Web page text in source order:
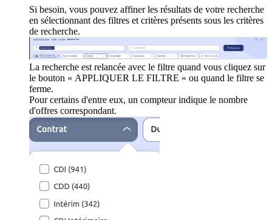
Si besoin, vous pouvez affiner les résultats de votre recherche
en sélectionnant des filtres et critères présents sous les critères
de recherche.
La recherche est relancée avec le filtre quand vous cliquez sur
le bouton « APPLIQUER LE FILTRE » ou quand le filtre se
ferme.
Pour certains d'entre eux, un compteur indique le nombre
d'offres correspondant.